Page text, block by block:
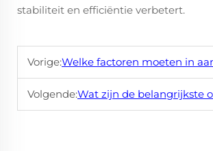
stabiliteit en efficiëntie verbetert.
Vorige:Welke factoren moeten in aanmerking worden genomen bij het kiezen van de juiste
Volgende:Wat zijn de belangrijkste onderhouds praktijken om een